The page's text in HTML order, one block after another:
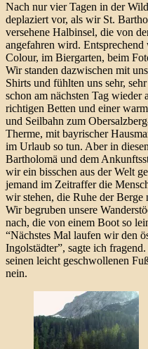
Nach nur vier Tagen in der
deplaziert vor, als wir St.
versehene Halbinsel, die von
angefahren wird.
Colour, im Biergarten, beim
Wir standen dazwischen mit
Shirts und fühlten uns sehr,
schon am nächsten Tag
richtigen Betten und einer
und Seilbahn zum
Therme, mit bayrischer
im Urlaub so tun. Aber in
Bartholomä und dem
wir ein bisschen aus der Welt
jemand im Zeitraffer die
wir stehen, die Ruhe der Berge
Wir begruben unsere
nach, die von einem Boot so
“Nächstes Mal laufen wir den
Ingolstädter”, sagte ich
seinen leicht geschwollenen
nein.